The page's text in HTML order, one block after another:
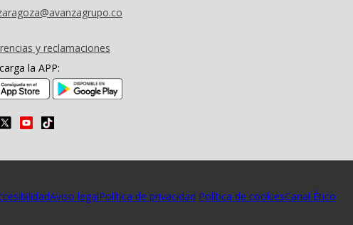
y reclamaciones
la APP:
(se abre en nueva ventana)
Aviso legalPolítica de privacidad Política de cookiesCanal Ético